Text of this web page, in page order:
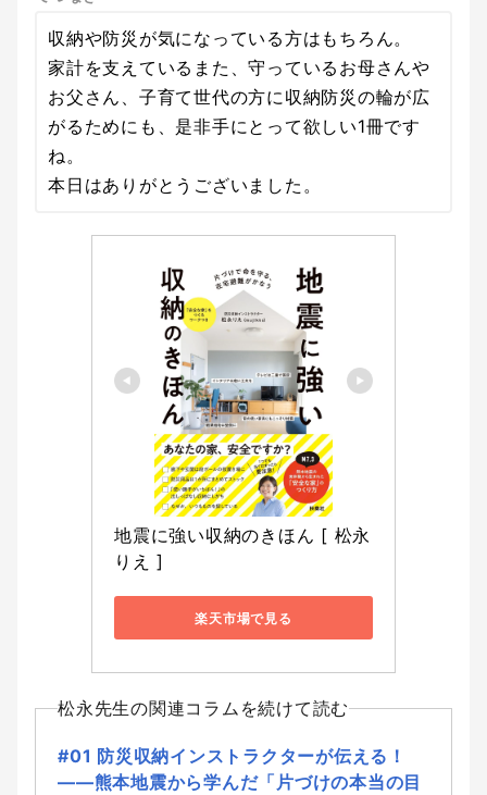
収納や防災が気になっている方はもちろん。
家計を支えているまた、守っているお母さんや
お父さん、子育て世代の方に収納防災の輪が広
がるためにも、是非手にとって欲しい1冊です
ね。
本日はありがとうございました。
地震に強い収納のきほん [ 松永
りえ ]
楽天市場で見る
松永先生の関連コラムを続けて読む
#01 防災収納インストラクターが伝える！
――熊本地震から学んだ「片づけの本当の目